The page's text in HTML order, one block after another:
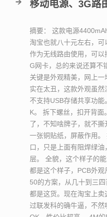
移动电源、3G路
摘要： 这款电源4400mAh
淘宝也就八十元左右，可
作为无线路由使用，可以
G网卡，总的来说还算不
关键是外观精美，网上
实在太丑，这款外观虽
不支持USB存储共享功
K。 拆下螺丝，扣开背
了，不知啥牌子，就不
一张铜贴纸，屏蔽作用
口，只是上面有阻焊绿
层。 全貌，这个样子的
都是这个样子，PCB外
50的方案，从几十到三
都是这货。现在淘宝上
过联发科的确牛逼，不